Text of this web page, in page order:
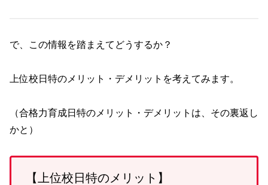
で、この情報を踏まえてどうするか？
上位校日特のメリット・デメリットを考えてみます。
（合格力育成日特のメリット・デメリットは、その裏返し
かと）
【上位校日特のメリット】